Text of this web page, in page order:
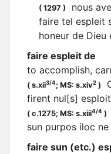
( 1297 )
nous
faire tel espleit
honeur de Dieu
faire espleit de
to accomplish,
( s.xii3/4; MS: s.xiv2 )
firent nul[s]
( c.1275; MS: s.xiii4/4 )
sun purpos iloc
faire sun (etc.)